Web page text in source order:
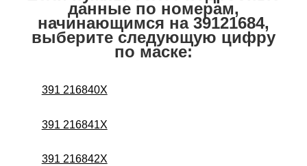
данные по номерам,
начинающимся на 39121684,
выберите следующую цифру
по маске:
391 216840X
391 216841X
391 216842X